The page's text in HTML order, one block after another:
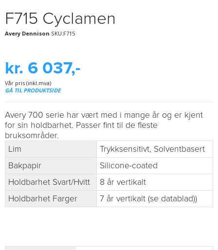
F715 Cyclamen
Avery Dennison SKU:F715
kr. 6 037,-
Vår pris (inkl.mva)
GÅ TIL PRODUKTSIDE
Avery 700 serie har vært med i mange år og er kjent
for sin holdbarhet. Passer fint til de fleste
bruksområder.
Lim
Trykksensitivt, Solventbasert
Bakpapir
Silicone-coated
Holdbarhet Svart/Hvitt
8 år vertikalt
Holdbarhet Farger
7 år vertikalt (se datablad))